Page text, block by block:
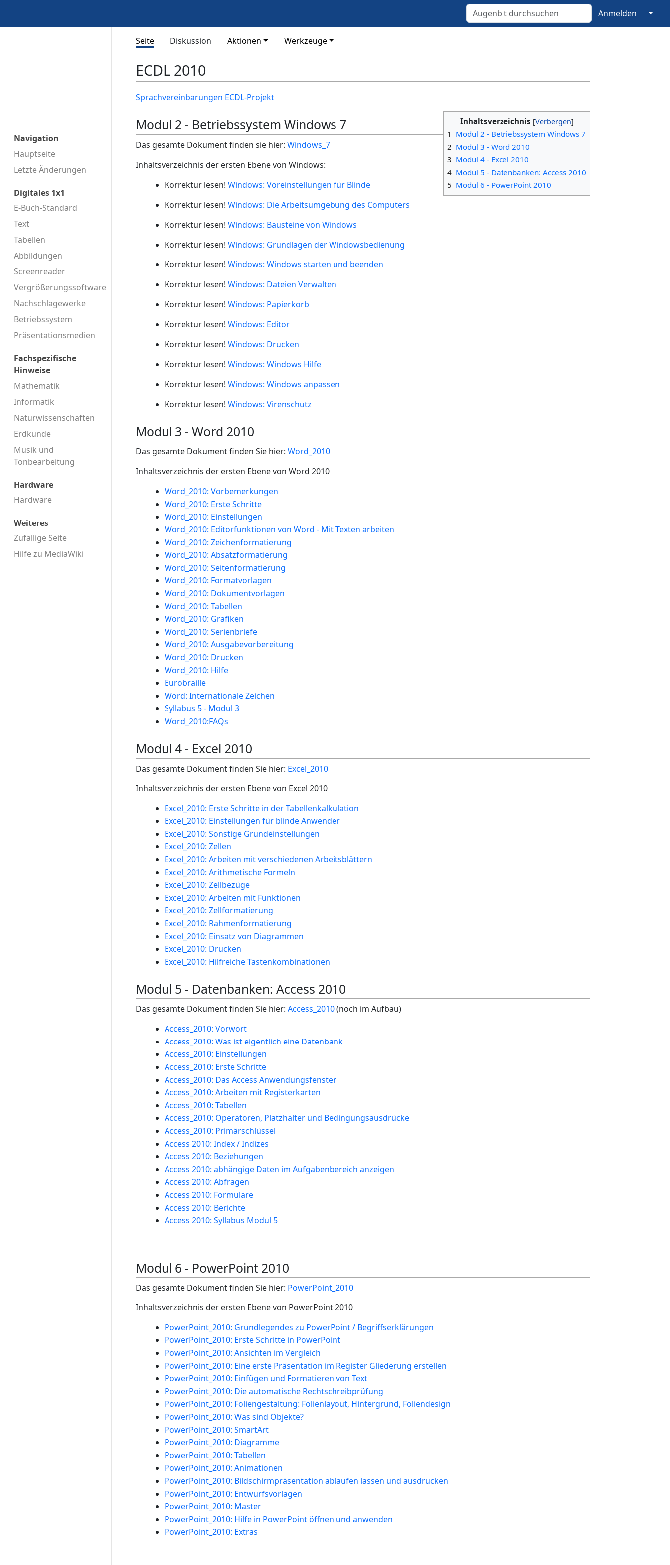
Anmelden ↓
Navigation
Hauptseite
Letzte Änderungen
Digitales 1x1
E-Buch-Standard
Text
Tabellen
Abbildungen
Screenreader
Vergrößerungssoftware
Nachschlagewerke
Betriebssystem
Präsentationsmedien
Fachspezifische
Hinweise
Mathematik
Informatik
Naturwissenschaften
Erdkunde
Musik und
Tonbearbeitung
Hardware
Hardware
Weiteres
Zufällige Seite
Hilfe zu MediaWiki
Seite Diskussion Aktionen Werkzeuge
ECDL 2010
Sprachvereinbarungen ECDL-Projekt
Inhaltsverzeichnis
1 Modul 2 - Betriebssystem Windows 7
2 Modul 3 - Word 2010
3 Modul 4 - Excel 2010
4 Modul 5 - Datenbanken: Access 2010
5 Modul 6 - PowerPoint 2010
Modul 2 - Betriebssystem Windows 7
Das gesamte Dokument finden sie hier: Windows_7
Inhaltsverzeichnis der ersten Ebene von Windows:
Korrektur lesen! Windows: Voreinstellungen für Blinde
Korrektur lesen! Windows: Die Arbeitsumgebung des Computers
Korrektur lesen! Windows: Bausteine von Windows
Korrektur lesen! Windows: Grundlagen der Windowsbedienung
Korrektur lesen! Windows: Windows starten und beenden
Korrektur lesen! Windows: Dateien Verwalten
Korrektur lesen! Windows: Papierkorb
Korrektur lesen! Windows: Editor
Korrektur lesen! Windows: Drucken
Korrektur lesen! Windows: Windows Hilfe
Korrektur lesen! Windows: Windows anpassen
Korrektur lesen! Windows: Virenschutz
Modul 3 - Word 2010
Das gesamte Dokument finden Sie hier: Word_2010
Inhaltsverzeichnis der ersten Ebene von Word 2010
Word_2010: Vorbemerkungen
Word_2010: Erste Schritte
Word_2010: Einstellungen
Word_2010: Editorfunktionen von Word - Mit Texten arbeiten
Word_2010: Zeichenformatierung
Word_2010: Absatzformatierung
Word_2010: Seitenformatierung
Word_2010: Formatvorlagen
Word_2010: Dokumentvorlagen
Word_2010: Tabellen
Word_2010: Grafiken
Word_2010: Serienbriefe
Word_2010: Ausgabevorbereitung
Word_2010: Drucken
Word_2010: Hilfe
Eurobraille
Word: Internationale Zeichen
Syllabus 5 - Modul 3
Word_2010:FAQs
Modul 4 - Excel 2010
Das gesamte Dokument finden Sie hier: Excel_2010
Inhaltsverzeichnis der ersten Ebene von Excel 2010
Excel_2010: Erste Schritte in der Tabellenkalkulation
Excel_2010: Einstellungen für blinde Anwender
Excel_2010: Sonstige Grundeinstellungen
Excel_2010: Zellen
Excel_2010: Arbeiten mit verschiedenen Arbeitsblättern
Excel_2010: Arithmetische Formeln
Excel_2010: Zellbezüge
Excel_2010: Arbeiten mit Funktionen
Excel_2010: Zellformatierung
Excel_2010: Rahmenformatierung
Excel_2010: Einsatz von Diagrammen
Excel_2010: Drucken
Excel_2010: Hilfreiche Tastenkombinationen
Modul 5 - Datenbanken: Access 2010
Das gesamte Dokument finden Sie hier: Access_2010(noch im Aufbau)
Access_2010: Vorwort
Access_2010: Was ist eigentlich eine Datenbank
Access_2010: Einstellungen
Access_2010: Erste Schritte
Access_2010: Das Access Anwendungsfenster
Access_2010: Arbeiten mit Registerkarten
Access_2010: Tabellen
Access_2010: Operatoren, Platzhalter und Bedingungsausdrücke
Access_2010: Primärschlüssel
Access 2010: Index / Indizes
Access 2010: Beziehungen
Access 2010: abhängige Daten im Aufgabenbereich anzeigen
Access 2010: Abfragen
Access 2010: Formulare
Access 2010: Berichte
Access 2010: Syllabus Modul 5
Modul 6 - PowerPoint 2010
Das gesamte Dokument finden Sie hier: PowerPoint_2010
Inhaltsverzeichnis der ersten Ebene von PowerPoint 2010
PowerPoint_2010: Grundlegendes zu PowerPoint / Begriffserklärungen
PowerPoint_2010: Erste Schritte in PowerPoint
PowerPoint_2010: Ansichten im Vergleich
PowerPoint_2010: Eine erste Präsentation im Register Gliederung erstellen
PowerPoint_2010: Einfügen und Formatieren von Text
PowerPoint_2010: Die automatische Rechtschreibprüfung
PowerPoint_2010: Foliengestaltung: Folienlayout, Hintergrund, Foliendesign
PowerPoint_2010: Was sind Objekte?
PowerPoint_2010: SmartArt
PowerPoint_2010: Diagramme
PowerPoint_2010: Tabellen
PowerPoint_2010: Animationen
PowerPoint_2010: Bildschirmpräsentation ablaufen lassen und ausdrucken
PowerPoint_2010: Entwurfsvorlagen
PowerPoint_2010: Master
PowerPoint_2010: Hilfe in PowerPoint öffnen und anwenden
PowerPoint_2010: Extras